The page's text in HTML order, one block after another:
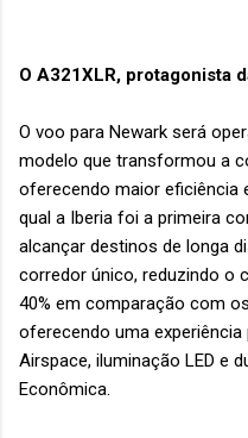
O A321XLR, protagonista
O voo para Newark será
modelo que transformou a
oferecendo maior eficiência
qual a Iberia foi a primeira
alcançar destinos de longa
corredor único, reduzindo o
40% em comparação com
oferecendo uma
Airspace, iluminação LED e
Econômica.